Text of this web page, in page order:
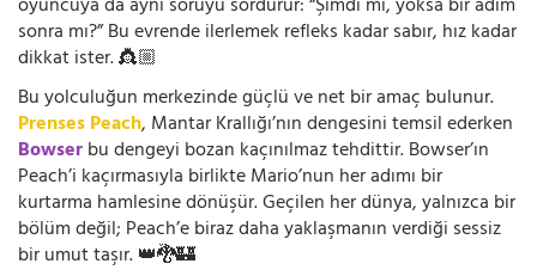
sonra mı?” Bu evrende ilerlemek refleks kadar sabır, hız kadar
dikkat ister. 👸🏼
Bu yolculuğun merkezinde güçlü ve net bir amaç bulunur.
Prenses Peach, Mantar Krallığı’nın dengesini temsil ederken
Bowserbu dengeyi bozan kaçınılmaz tehdittir. Bowser’ın
Peach’i kaçırmasıyla birlikte Mario’nun her adımı bir
kurtarma hamlesine dönüşür. Geçilen her dünya, yalnızca bir
bölüm değil; Peach’e biraz daha yaklaşmanın verdiği sessiz
bir umut taşır. 👑🐉🏰